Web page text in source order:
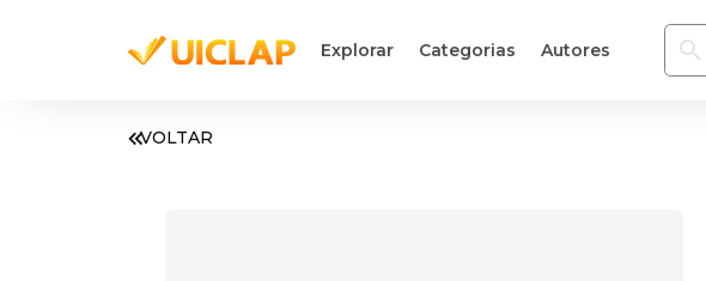
Explorar Categorias Autores
VOLTAR